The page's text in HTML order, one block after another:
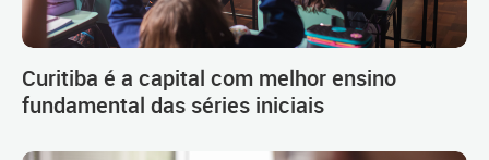
Curitiba é a capital com melhor ensino
fundamental das séries iniciais